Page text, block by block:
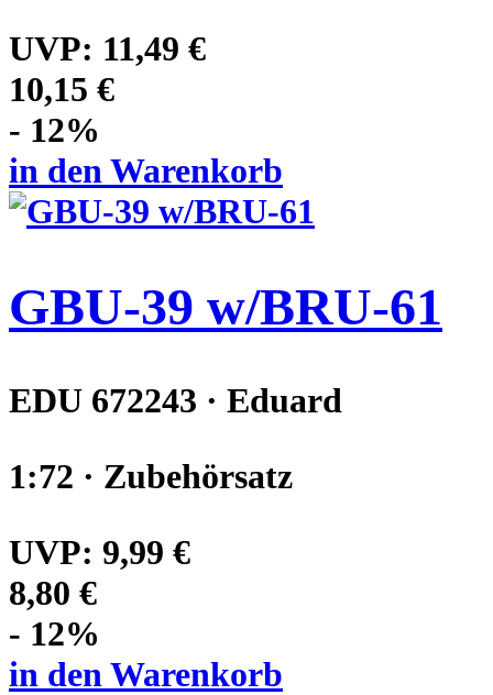
UVP: 11,49 €
10,15 €
- 12%
in den Warenkorb
GBU-39 w/BRU-61
EDU 672243 · Eduard
1:72 · Zubehörsatz
UVP: 9,99 €
8,80 €
- 12%
in den Warenkorb